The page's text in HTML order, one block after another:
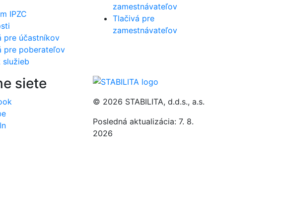
IPZC
pre účastníkov
pre poberateľov
služieb
zamestnávateľov
Tlačivá pre
zamestnávateľov
siete
© 2026 STABILITA, d.d.s., a.s.
Posledná aktualizácia: 7. 8.
2026